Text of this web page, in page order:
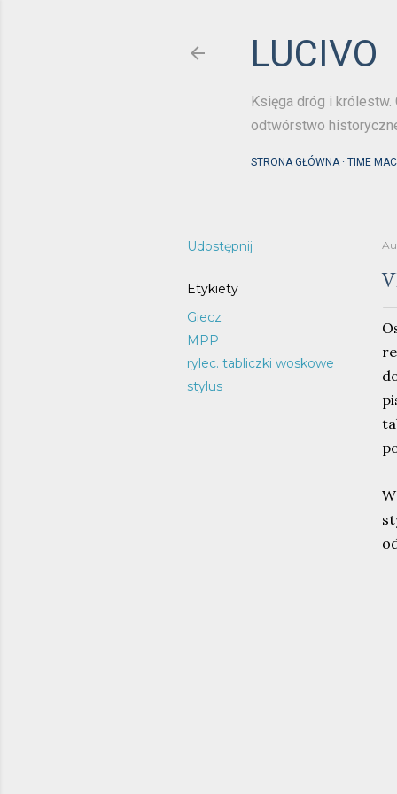
LUCIVO
Księga dróg i królestw.
odtwórstwo
STRONA GŁÓWNA TIME
Udostępnij
Etykiety
Giecz
MPP
rylec. tabliczki woskowe
stylus